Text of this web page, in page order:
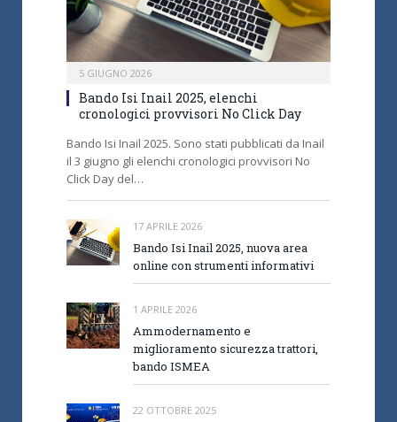
5 GIUGNO 2026
Bando Isi Inail 2025, elenchi
cronologici provvisori No Click Day
Bando Isi Inail 2025. Sono stati pubblicati da Inail
il 3 giugno gli elenchi cronologici provvisori No
Click Day del…
17 APRILE 2026
Bando Isi Inail 2025, nuova area
online con strumenti informativi
1 APRILE 2026
Ammodernamento e
miglioramento sicurezza trattori,
bando ISMEA
22 OTTOBRE 2025